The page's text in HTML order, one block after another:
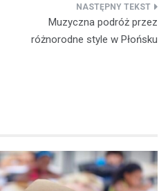
Muzyczna podróż przez
różnorodne style w Płońsku